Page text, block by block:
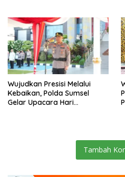
Wujudkan Presisi Melalui
Kebaikan, Polda Sumsel
Gelar Upacara Hari
Tambah